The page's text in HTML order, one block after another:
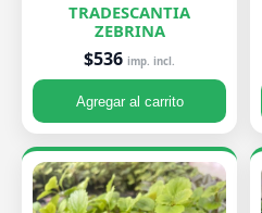
TRADESCANTIA
ZEBRINA
$536 imp. incl.
Agregar al carrito